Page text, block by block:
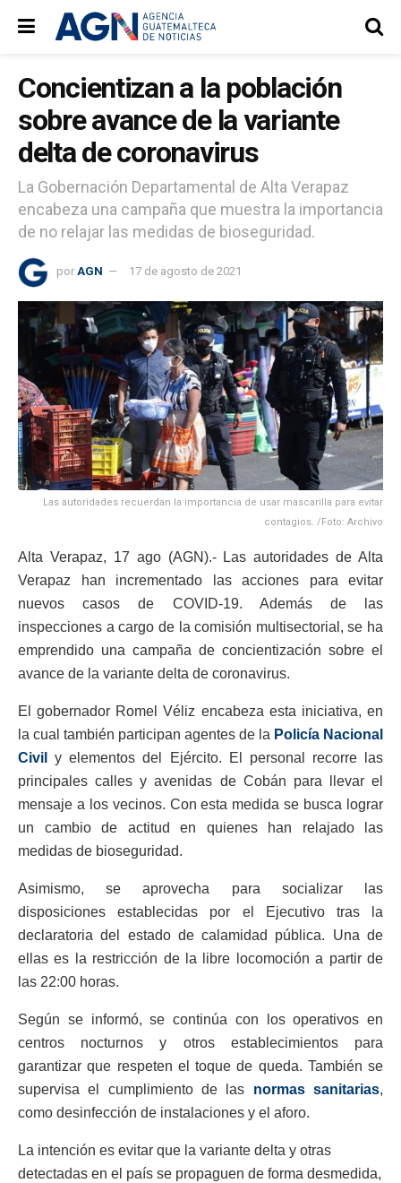
Concientizan a la población
sobre avance de la variante
delta de coronavirus
La Gobernación Departamental de Alta Verapaz
encabeza una campaña que muestra la importancia
de no relajar las medidas de bioseguridad.
por AGN 17 de agosto de 2021
Las autoridades recuerdan la importancia de usar mascarilla para evitar
contagios. /Foto: Archivo
Alta Verapaz, 17 ago (AGN).- Las autoridades de Alta
Verapaz han incrementado las acciones para evitar
nuevos casos de COVID-19. Además de las
inspecciones a cargo de la comisión multisectorial, se ha
emprendido una campaña de concientización sobre el
avance de la variante delta de coronavirus.
El gobernador Romel Véliz encabeza esta iniciativa, en
la cual también participan agentes de la Policía Nacional
Civil
y elementos del Ejército. El personal recorre las
principales calles y avenidas de Cobán para llevar el
mensaje a los vecinos. Con esta medida se busca lograr
un cambio de actitud en quienes han relajado las
medidas de bioseguridad.
Asimismo, se aprovecha para socializar las
disposiciones establecidas por el Ejecutivo tras la
declaratoria del estado de calamidad pública. Una de
ellas es la restricción de la libre locomoción a partir de
las 22:00 horas.
Según se informó, se continúa con los operativos en
centros nocturnos y otros establecimientos para
garantizar que respeten el toque de queda. También se
supervisa el cumplimiento de las normas sanitarias,
como desinfección de instalaciones y el aforo.
La intención es evitar que la variante delta y otras
detectadas en el país se propaguen de forma desmedida,